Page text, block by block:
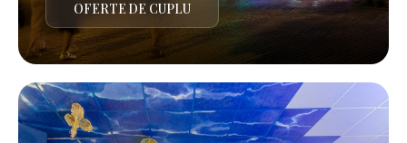
OFERTE DE CUPLU